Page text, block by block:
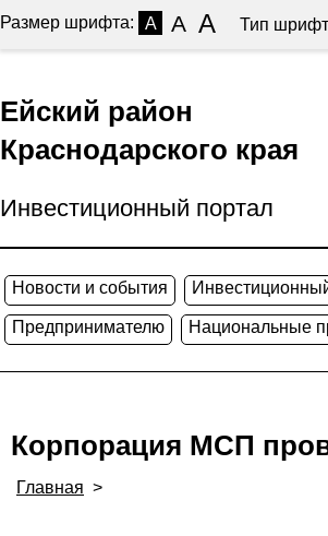
Размер шрифта: A A A Тип
Ейский район
Краснодарского края
Инвестиционный портал
Новости и события
Предпринимателю Национальные
Корпорация МСП
Главная >